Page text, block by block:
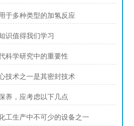
于多种类型的加氢反应
识值得我们学习
科学研究中的重要性
技术之一是其密封技术
养，应考虑以下几点
工生产中不可少的设备之一